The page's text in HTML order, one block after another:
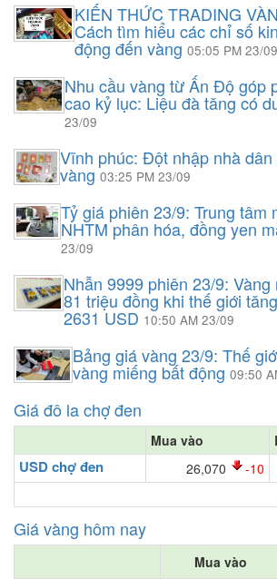
KIẾN THỨC TRADING
Cách tìm hiểu các chỉ số
động đến vàng 05:05 PM 23/09
Nhu cầu vàng từ Ấn Độ góp
cao kỷ lục: Liệu đà tăng có
23/09
Vĩnh phúc: Đột nhập nhà
vàng03:25 PM 23/09
Tỷ giá phiên 23/9: Trung tâm
NHTM phân hóa, đồng yen
23/09
Nhẫn 9999 phiên 23/9:
81 triệu đồng khi thế giới
2631 USD 10:50 AM 23/09
Bảng giá vàng 23/9: Thế
vàng miếng bất động09:50
Giá đô la chợ đen
Mua vào
USD chợ đen 26,070 -10
Giá vàng hôm nay
Mua vào